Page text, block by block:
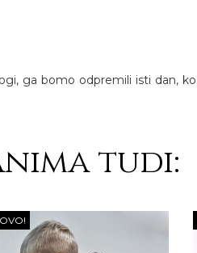
ga bomo odpremili isti dan,
tudi: